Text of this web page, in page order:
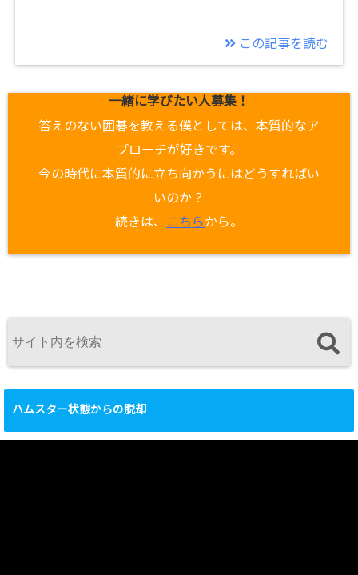
この記事を読む
一緒に学びたい人募集！
答えのない囲碁を教える僕としては、本質的なア
プローチが好きです。
今の時代に本質的に立ち向かうにはどうすればい
いのか？
続きは、
こちらから。
ハムスター状態からの脱却